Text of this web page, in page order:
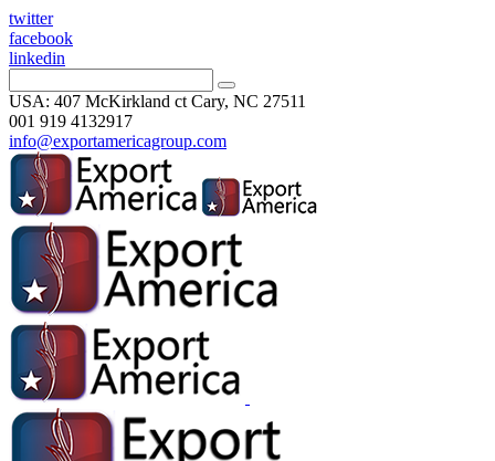
twitter
facebook
linkedin
USA: 407 McKirkland ct Cary, NC 27511
001 919 4132917
info@exportamericagroup.com